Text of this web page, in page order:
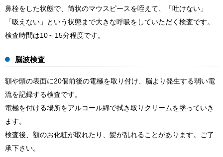
鼻栓をした状態で、筒状のマウスピースを咥えて、「吐けない」
「吸えない」という状態まで大きな呼吸をしていただく検査です。
検査時間は10～15分程度です。
脳波検査
額や頭の表面に20個前後の電極を取り付け、脳より発生する弱い電
流を記録する検査です。
電極を付ける場所をアルコール綿で拭き取りクリームを塗っていき
ます。
検査後、額のお化粧が取れたり、髪が乱れることがあります。ご了
承下さい。